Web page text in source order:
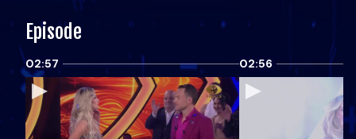
Episode
02:57 02:56